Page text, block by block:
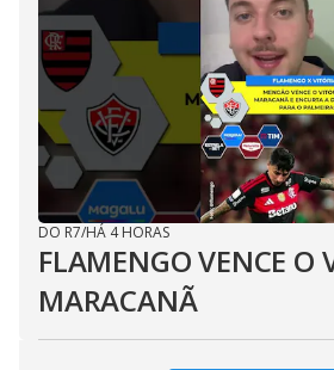
DO R7/HÁ 4 HORAS
FLAMENGO VENCE O
MARACANÃ